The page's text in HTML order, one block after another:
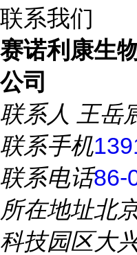
联系我们
赛诺利康生
公司
联系人 王岳
联系手机
联系电话86-
所在地址北
科技园区大